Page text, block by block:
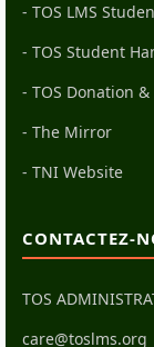
- TOS LMS
- TOS Student
- TOS Donation
- The Mirror
- TNI Website
CONTACTEZ-
TOS
care@toslms.org